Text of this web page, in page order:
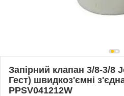
Запірний клапан 3/8-3/8
Гест) швидкоз'ємні
PPSV041212W